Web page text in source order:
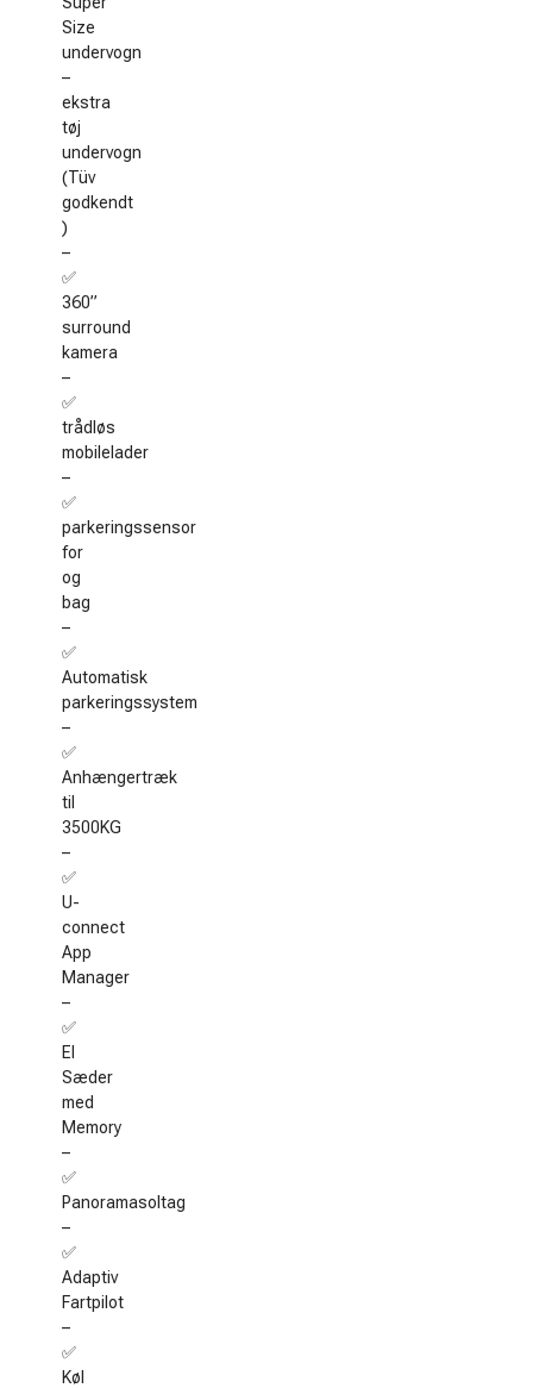
Size
undervogn
–
ekstra
tøj
undervogn
(Tüv
godkendt
)
–
✅
360”
surround
kamera
–
✅
trådløs
mobilelader
–
✅
parkeringssensor
for
og
bag
–
✅
Automatisk
parkeringssystem
–
✅
Anhængertræk
til
3500KG
–
✅
U-
connect
App
Manager
–
✅
El
Sæder
med
Memory
–
✅
Panoramasoltag
–
✅
Adaptiv
Fartpilot
–
✅
Køl